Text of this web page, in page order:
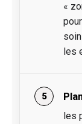
«
les
les